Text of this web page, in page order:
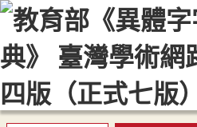
::: 最新消息 常見問題 編輯
顯示模式
網